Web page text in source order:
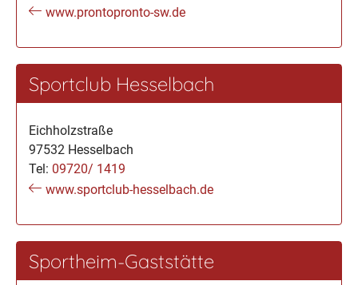
www.prontopronto-sw.de
Sportclub Hesselbach
Eichholzstraße
97532 Hesselbach
Tel: 09720/ 1419
www.sportclub-hesselbach.de
Sportheim-Gaststätte